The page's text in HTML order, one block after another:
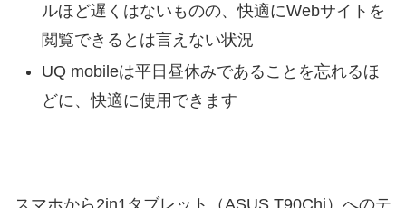
ルほど遅くはないものの、快適にWebサイトを
閲覧できるとは言えない状況
UQ mobileは平日昼休みであることを忘れるほ
どに、快適に使用できます
スマホから2in1タブレット（ASUS T90Chi）へのテ